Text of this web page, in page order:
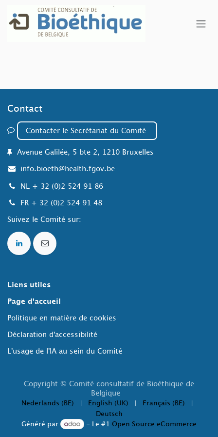
Contact
Contacter le Secrétariat du Comité
Avenue Galilée, 5 bte 2, 1210 Bruxelles
info.bioeth@health.fgov.be
NL + 32 (0)2 524 91 86
FR + 32 (0)2 524 91 48
Suivez le Comité sur:
Liens utiles
Page d'accueil
Politique en matière de cookies
Déclaration d'accessibilité
L'usage de l'IA au sein du Comité
Copyright © Comité consultatif de Bioéthique de
Belgique
Nederlands (BE) | English (UK) | Français (BE)
|
Deutsch
Généré par
- Le #1 Open Source eCommerce